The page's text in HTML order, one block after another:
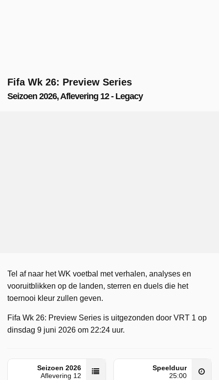
Fifa Wk 26: Preview Series
Seizoen 2026, Aflevering 12 - Legacy
Tel af naar het WK voetbal met verhalen, analyses en
vooruitblikken op de landen, sterren en duels die het
toernooi kleur zullen geven.
Fifa Wk 26: Preview Series is uitgezonden door VRT 1 op
dinsdag 9 juni 2026 om 22:24 uur.
Seizoen 2026
Aflevering 12
Speelduur
25:00